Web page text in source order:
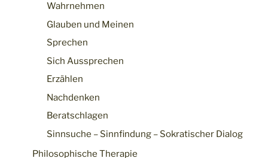
Wahrnehmen
Glauben und Meinen
Sprechen
Sich Aussprechen
Erzählen
Nachdenken
Beratschlagen
Sinnsuche – Sinnfindung – Sokratischer Dialog
Philosophische Therapie